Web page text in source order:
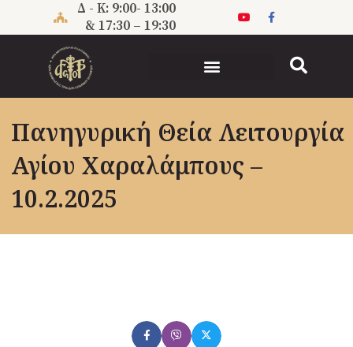
Δ - Κ: 9:00- 13:00
& 17:30 – 19:30
Πανηγυρική Θεία Λειτουργία
Αγίου Χαραλάμπους –
10.2.2025